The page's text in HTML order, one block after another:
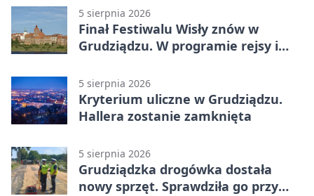
odwrócili losy meczu
5 sierpnia 2026
Finał Festiwalu Wisły znów w
Grudziądzu. W programie rejsy i
5 sierpnia 2026
Kryterium uliczne w Grudziądzu.
Hallera zostanie zamknięta
5 sierpnia 2026
Grudziądzka drogówka dostała
nowy sprzęt. Sprawdziła go przy